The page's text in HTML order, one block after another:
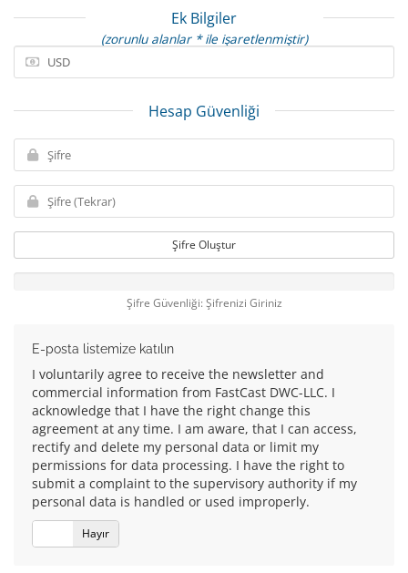
Ek Bilgiler
(zorunlu alanlar * ile işaretlenmiştir)
Hesap Güvenliği
Şifre Oluştur
Şifre Güvenliği: Şifrenizi Giriniz
E-posta listemize katılın
I voluntarily agree to receive the newsletter and
commercial information from FastCast DWC-LLC. I
acknowledge that I have the right change this
agreement at any time. I am aware, that I can access,
rectify and delete my personal data or limit my
permissions for data processing. I have the right to
submit a complaint to the supervisory authority if my
personal data is handled or used improperly.
Hayır